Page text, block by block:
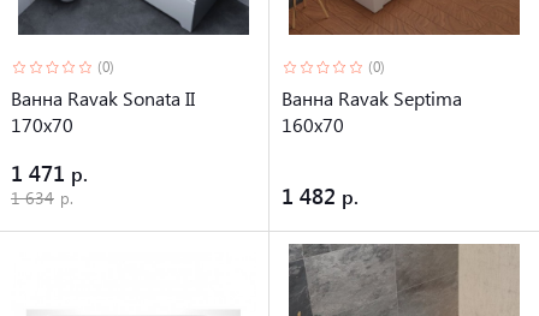
(0)
Ванна Ravak Sonata II
170х70
1 471
1 634
(0)
Ванна Ravak Septima
160х70
1 482